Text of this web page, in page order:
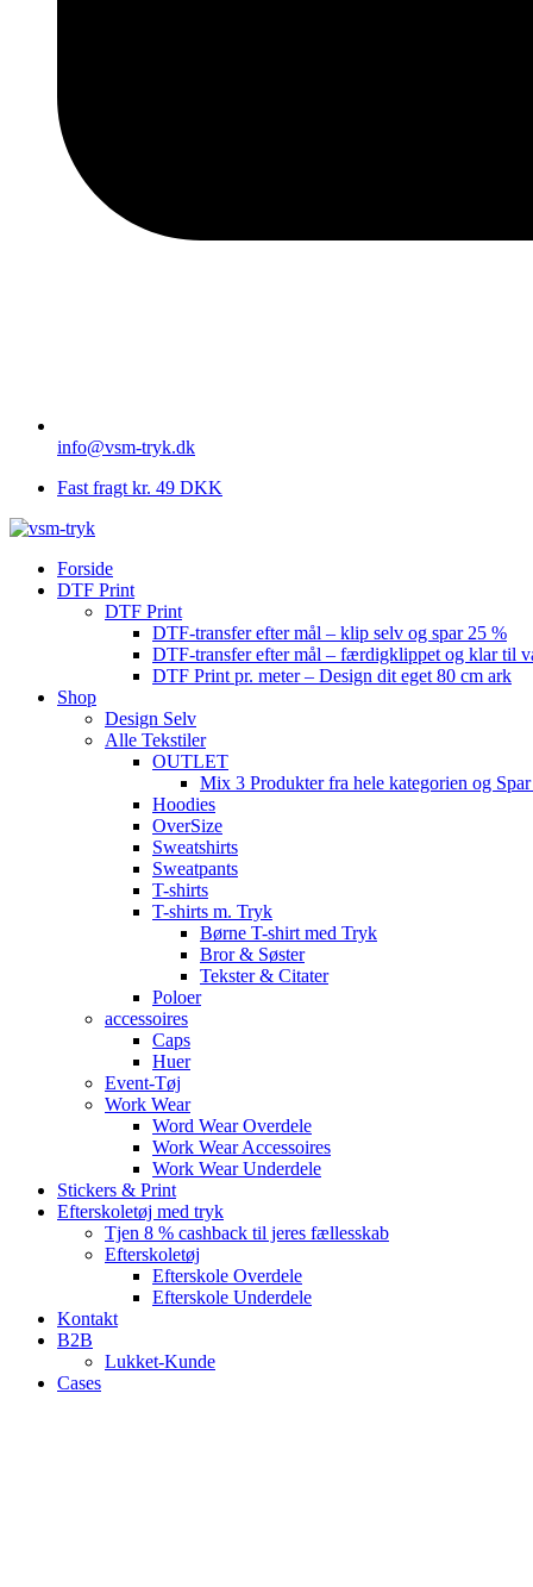
info@vsm-tryk.dk
Fast fragt kr. 49 DKK
Forside
DTF Print
DTF Print
DTF-transfer efter mål – klip selv og spar 25 %
DTF-transfer efter mål – færdigklippet og klar til
DTF Print pr. meter – Design dit eget 80 cm ark
Shop
Design Selv
Alle Tekstiler
OUTLET
Mix 3 Produkter fra hele kategorien og
Hoodies
OverSize
Sweatshirts
Sweatpants
T-shirts
T-shirts m. Tryk
Børne T-shirt med Tryk
Bror & Søster
Tekster & Citater
Poloer
accessoires
Caps
Huer
Event-Tøj
Work Wear
Word Wear Overdele
Work Wear Accessoires
Work Wear Underdele
Stickers & Print
Efterskoletøj med tryk
Tjen 8 % cashback til jeres fællesskab
Efterskoletøj
Efterskole Overdele
Efterskole Underdele
Kontakt
B2B
Lukket-Kunde
Cases